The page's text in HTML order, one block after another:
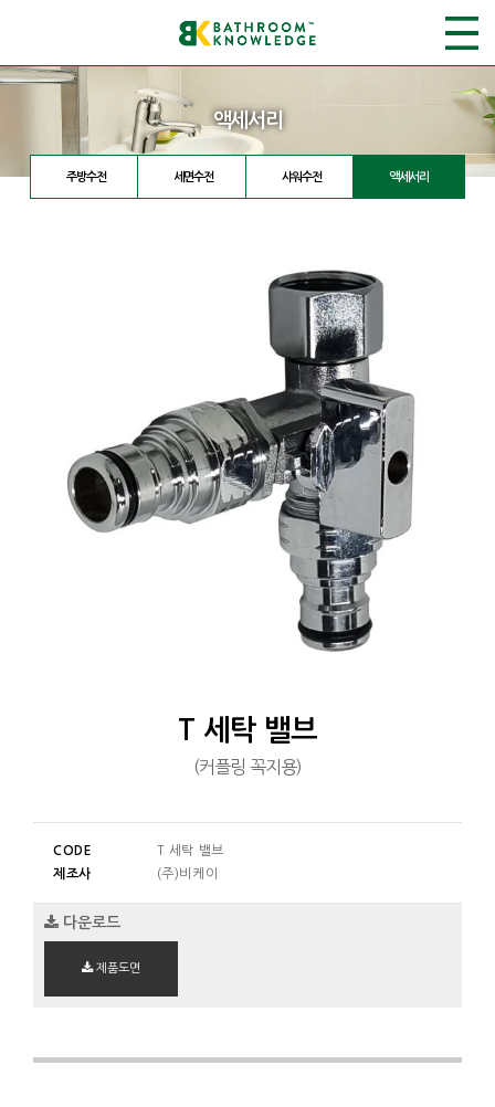
액세서리
주방수전 세면수전 샤워수전 액세서리
T 세탁 밸브
(커플링 꼭지용)
CODE
T 세탁 밸브
제조사
(주)비케이
다운로드
제품도면